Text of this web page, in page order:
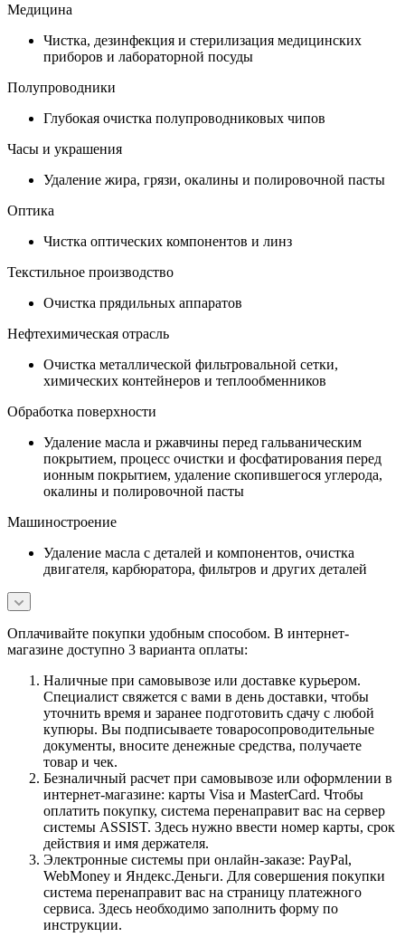
Медицина
Чистка, дезинфекция и стерилизация медицинских
приборов и лабораторной посуды
Полупроводники
Глубокая очистка полупроводниковых чипов
Часы и украшения
Удаление жира, грязи, окалины и полировочной пасты
Оптика
Чистка оптических компонентов и линз
Текстильное производство
Очистка прядильных аппаратов
Нефтехимическая отрасль
Очистка металлической фильтровальной сетки,
химических контейнеров и теплообменников
Обработка поверхности
Удаление масла и ржавчины перед гальваническим
покрытием, процесс очистки и фосфатирования перед
ионным покрытием, удаление скопившегося углерода,
окалины и полировочной пасты
Машиностроение
Удаление масла с деталей и компонентов, очистка
двигателя, карбюратора, фильтров и других деталей
Оплачивайте покупки удобным способом. В интернет-
магазине доступно 3 варианта оплаты:
Наличные при самовывозе или доставке курьером.
Специалист свяжется с вами в день доставки, чтобы
уточнить время и заранее подготовить сдачу с любой
купюры. Вы подписываете товаросопроводительные
документы, вносите денежные средства, получаете
товар и чек.
Безналичный расчет при самовывозе или оформлении в
интернет-магазине: карты Visa и MasterCard. Чтобы
оплатить покупку, система перенаправит вас на сервер
системы ASSIST. Здесь нужно ввести номер карты, срок
действия и имя держателя.
Электронные системы при онлайн-заказе: PayPal,
WebMoney и Яндекс.Деньги. Для совершения покупки
система перенаправит вас на страницу платежного
сервиса. Здесь необходимо заполнить форму по
инструкции.